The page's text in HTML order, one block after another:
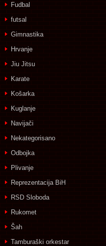
Fudbal
futsal
Gimnastika
Hrvanje
Jiu Jitsu
Karate
Košarka
Kuglanje
Navijači
Nekategorisano
Odbojka
Plivanje
Reprezentacija BiH
RSD Sloboda
Rukomet
Šah
Tamburaški orkestar